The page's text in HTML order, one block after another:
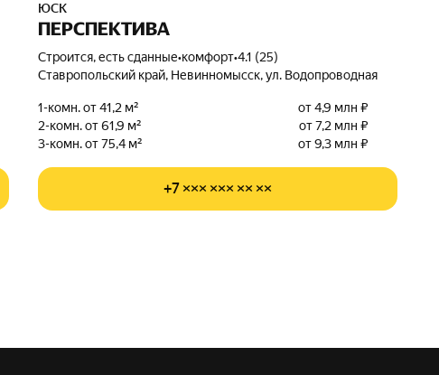
ЮСК
ПЕРСПЕКТИВА
Строится, есть сданные•комфорт•4.1 (25)
Ставропольский край, Невинномысск, ул. Водопроводная
1-комн. от 41,2 м²
от 4,9 млн ₽
2-комн. от 61,9 м²
от 7,2 млн ₽
3-комн. от 75,4 м²
от 9,3 млн ₽
+7 ××× ××× ×× ××